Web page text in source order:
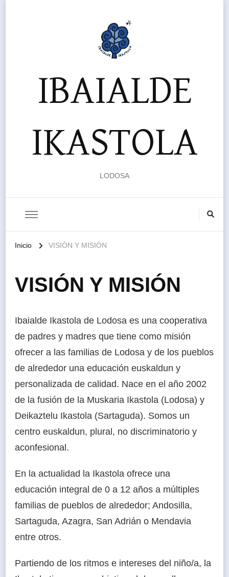
IBAIALDE
IKASTOLA
LODOSA
Inicio VISIÓN Y MISIÓN
VISIÓN Y MISIÓN
Ibaialde Ikastola de Lodosa es una cooperativa
de padres y madres que tiene como misión
ofrecer a las familias de Lodosa y de los pueblos
de alrededor una educación euskaldun y
personalizada de calidad. Nace en el año 2002
de la fusión de la Muskaria Ikastola (Lodosa) y
Deikaztelu Ikastola (Sartaguda). Somos un
centro euskaldun, plural, no discriminatorio y
aconfesional.
En la actualidad la Ikastola ofrece una
educación integral de 0 a 12 años a múltiples
familias de pueblos de alrededor; Andosilla,
Sartaguda, Azagra, San Adrián o Mendavia
entre otros.
Partiendo de los ritmos e intereses del niño/a, la